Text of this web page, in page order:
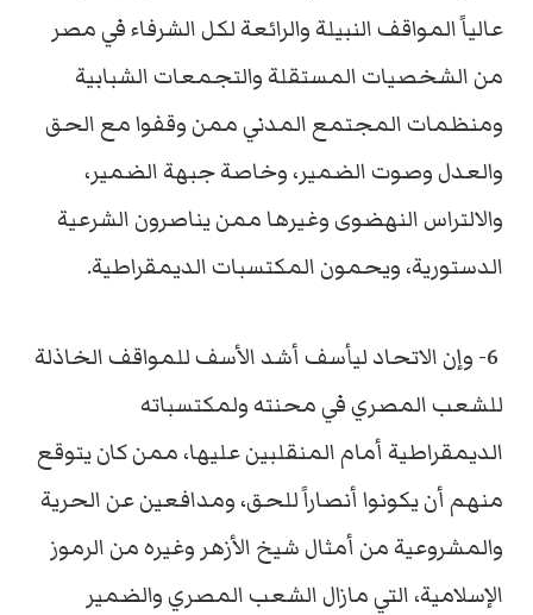
عالياً المواقف النبيلة والرائعة لكل الشرفاء في مصر
من الشخصيات المستقلة والتجمعات الشبابية
ومنظمات المجتمع المدني ممن وقفوا مع الحق
والعدل وصوت الضمير، وخاصة جبهة الضمير،
والالتراس النهضوى وغيرها ممن يناصرون الشرعية
الدستورية، ويحمون المكتسبات الديمقراطية.
6- وإن الاتحاد ليأسف أشد الأسف للمواقف الخاذلة
للشعب المصري في محنته ولمكتسباته
الديمقراطية أمام المنقلبين عليها، ممن كان يتوقع
منهم أن يكونوا أنصاراً للحق، ومدافعين عن الحرية
والمشروعية من أمثال شيخ الأزهر وغيره من الرموز
الإسلامية، التي مازال الشعب المصري والضمير